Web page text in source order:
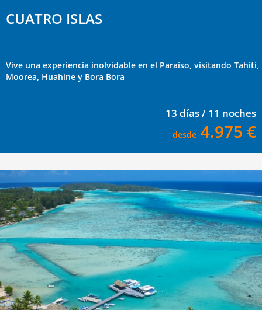
CUATRO ISLAS
Vive una experiencia inolvidable en el Paraíso, visitando Tahití,
Moorea, Huahine y Bora Bora
13 días / 11 noches
desde 4.975 €